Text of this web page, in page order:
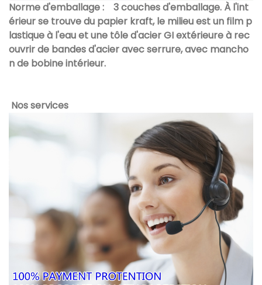
Norme d'emballage :
3 couches d'emballage. À l'int
érieur se trouve du papier kraft, le milieu est un film p
lastique à l'eau et une tôle d'acier GI extérieure à rec
ouvrir de bandes d'acier avec serrure, avec mancho
n de bobine intérieur.
Nos services